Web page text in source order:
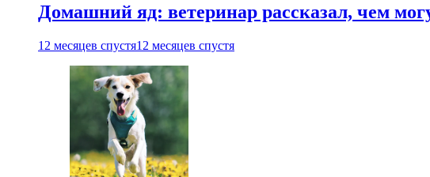
Домашний яд: ветеринар рассказал, чем
12 месяцев спустя12 месяцев спустя